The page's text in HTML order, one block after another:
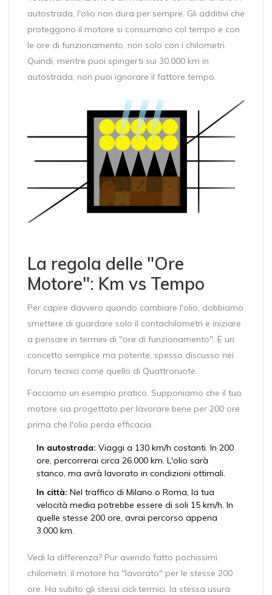
autostrada, l'olio non dura per sempre. Gli additivi che
proteggono il motore si consumano col tempo e con
le ore di funzionamento, non solo con i chilometri.
Quindi, mentre puoi spingerti sui 30.000 km in
autostrada, non puoi ignorare il fattore tempo.
La regola delle "Ore
Motore": Km vs Tempo
Per capire davvero quando cambiare l'olio, dobbiamo
smettere di guardare solo il contachilometri e iniziare
a pensare in termini di "ore di funzionamento". È un
concetto semplice ma potente, spesso discusso nei
forum tecnici come quello di Quattroruote.
Facciamo un esempio pratico. Supponiamo che il tuo
motore sia progettato per lavorare bene per 200 ore
prima che l'olio perda efficacia.
In autostrada: Viaggi a 130 km/h costanti. In 200
ore, percorrerai circa 26.000 km. L'olio sarà
stanco, ma avrà lavorato in condizioni ottimali.
In città: Nel traffico di Milano o Roma, la tua
velocità media potrebbe essere di soli 15 km/h. In
quelle stesse 200 ore, avrai percorso appena
3.000 km.
Vedi la differenza? Pur avendo fatto pochissimi
chilometri, il motore ha "lavorato" per le stesse 200
ore. Ha subito gli stessi cicli termici, la stessa usura